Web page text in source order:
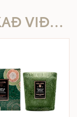
VIÐ…